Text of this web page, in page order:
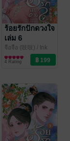
ร้อยรักปักดวงใจ
เล่ม 6
จือจือ (吱吱) / Ink
Stone
นิยายรักจีนโบราณ
4 Rating